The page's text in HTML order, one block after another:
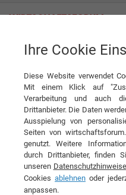
Fonderia Boccacci SPA
KONTAKT
Ihre Cookie
Diese Website verwendet
Mit einem Klick auf
Verarbeitung und auch
Drittanbieter. Die Daten
Ausspielung von
Seiten von
genutzt. Weitere
durch Drittanbieter, finden
unseren
Cookies ablehnen oder
anpassen.